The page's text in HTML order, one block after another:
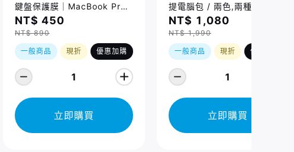
鍵盤保護膜｜MacBook Pro
14/16吋 (2021-2026)、
MacBook Air 13/15吋
(2026) 適用
NT$ 450
NT$ 890
一般商品 現折 優惠加購
1
立即購買
提電腦包 / 兩色,兩種規格
NT$ 1,080
NT$ 1,990
一般商品 現折 優惠加購
1
立即購買